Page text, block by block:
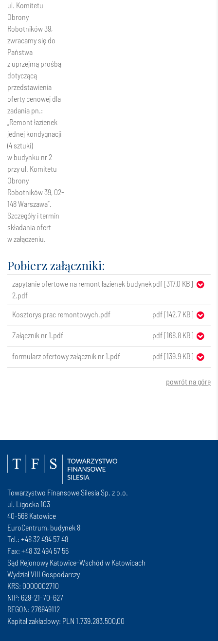
ul. Komitetu
Obrony
Robotników 39,
zwracamy się do
Państwa
z uprzejmą prośbą
dotyczącą
przedstawienia
oferty cenowej dla
zadania pn.:
„Remont łazienek
jednej kondygnacji
(4 sztuki)
w budynku nr 2
przy ul. Komitetu
Obrony
Robotników 39, 02-
148 Warszawa”.
Szczegóły i termin
składania ofert
w załączeniu.
Pobierz załączniki:
zapytanie ofertowe na remont łazienek budynek
2.pdf
pdf [317.0 KB]
Kosztorys prac remontowych.pdf pdf [142.7 KB]
Załącznik nr 1.pdf pdf [168.8 KB]
formularz ofertowy załącznik nr 1.pdf pdf [139.9 KB]
powrót na górę
Towarzystwo Finansowe Silesia Sp. z o.o.
ul. Ligocka 103
40-568 Katowice
EuroCentrum, budynek 8
Tel.: +48 32 494 57 48
Fax: +48 32 494 57 56
Sąd Rejonowy Katowice-Wschód w Katowicach
Wydział VIII Gospodarczy
KRS: 0000002710
NIP: 629-21-70-627
REGON: 276849112
Kapitał zakładowy: PLN 1.739.283.500,00